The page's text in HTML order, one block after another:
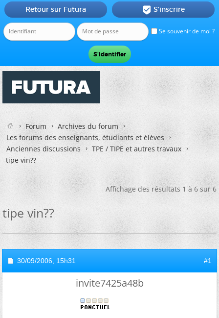
Se souvenir de moi ?
Retour sur Futura  S'inscrire
Forum
Archives du forum
Les forums des enseignants, étudiants et élèves
Anciennes discussions
TPE / TIPE et autres travaux
tipe vin??
Affichage des résultats 1 à 6 sur 6
tipe vin??
30/09/2006, 15h31 #1
invite7425a48b